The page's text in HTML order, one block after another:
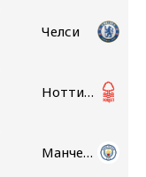
Челси
Ноттингем Форест
Манчестер Сити